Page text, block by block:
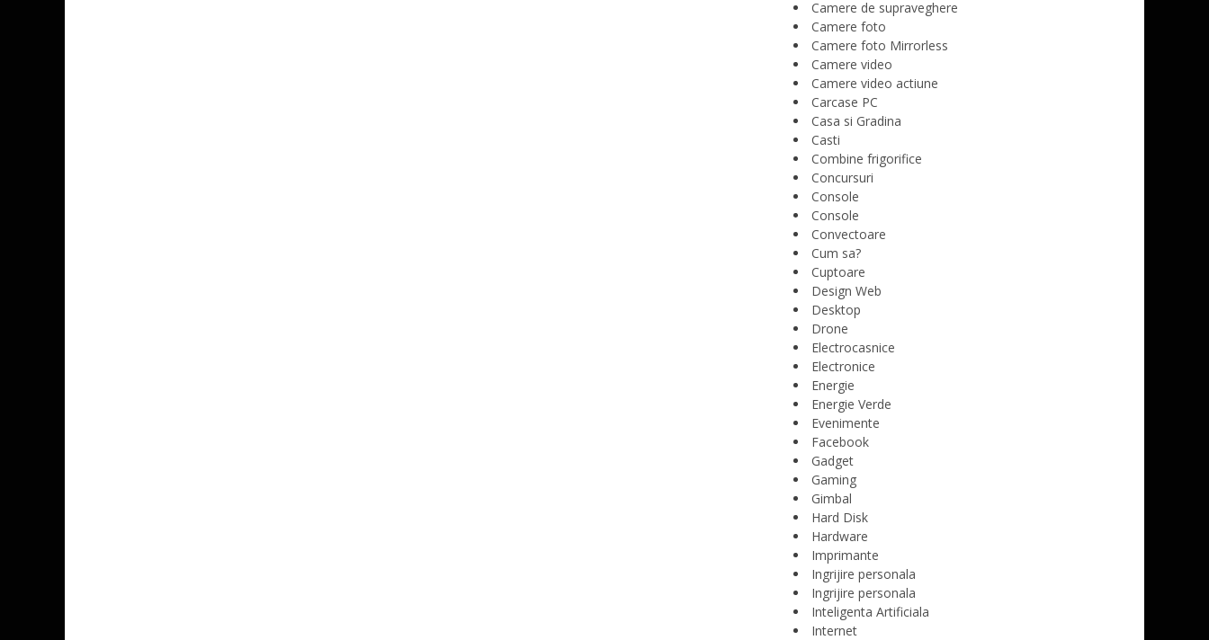
Camere de supraveghere
Camere foto
Camere foto Mirrorless
Camere video
Camere video actiune
Carcase PC
Casa si Gradina
Casti
Combine frigorifice
Concursuri
Console
Console
Convectoare
Cum sa?
Cuptoare
Design Web
Desktop
Drone
Electrocasnice
Electronice
Energie
Energie Verde
Evenimente
Facebook
Gadget
Gaming
Gimbal
Hard Disk
Hardware
Imprimante
Ingrijire personala
Ingrijire personala
Inteligenta Artificiala
Internet